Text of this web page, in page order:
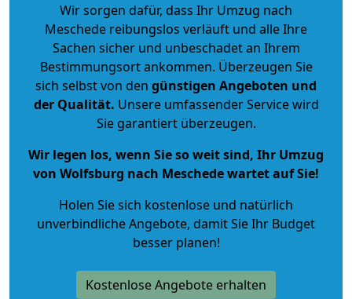
Wir sorgen dafür, dass Ihr Umzug nach
Meschede reibungslos verläuft und alle Ihre
Sachen sicher und unbeschadet an Ihrem
Bestimmungsort ankommen. Überzeugen Sie
sich selbst von den günstigen Angeboten und
der Qualität. Unsere umfassender Service wird
Sie garantiert überzeugen.
Wir legen los, wenn Sie so weit sind, Ihr Umzug
von Wolfsburg nach Meschede wartet auf Sie!
Holen Sie sich kostenlose und natürlich
unverbindliche Angebote, damit Sie Ihr Budget
besser planen!
Kostenlose Angebote erhalten